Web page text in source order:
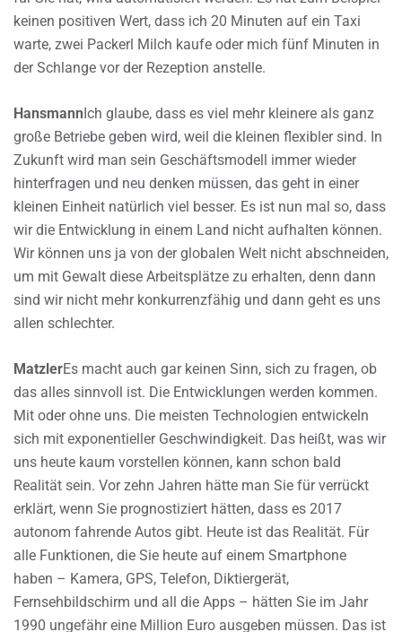
keinen positiven Wert, dass ich 20 Minuten auf ein Taxi
warte, zwei Packerl Milch kaufe oder mich fünf Minuten in
der Schlange vor der Rezeption anstelle.
HansmannIch glaube, dass es viel mehr kleinere als ganz
große Betriebe geben wird, weil die kleinen flexibler sind. In
Zukunft wird man sein Geschäftsmodell immer wieder
hinterfragen und neu denken müssen, das geht in einer
kleinen Einheit natürlich viel besser. Es ist nun mal so, dass
wir die Entwicklung in einem Land nicht aufhalten können.
Wir können uns ja von der globalen Welt nicht abschneiden,
um mit Gewalt diese Arbeitsplätze zu erhalten, denn dann
sind wir nicht mehr konkurrenzfähig und dann geht es uns
allen schlechter.
MatzlerEs macht auch gar keinen Sinn, sich zu fragen, ob
das alles sinnvoll ist. Die Entwicklungen werden kommen.
Mit oder ohne uns. Die meisten Technologien entwickeln
sich mit exponentieller Geschwindigkeit. Das heißt, was wir
uns heute kaum vorstellen können, kann schon bald
Realität sein. Vor zehn Jahren hätte man Sie für verrückt
erklärt, wenn Sie prognostiziert hätten, dass es 2017
autonom fahrende Autos gibt. Heute ist das Realität. Für
alle Funktionen, die Sie heute auf einem Smartphone
haben – Kamera, GPS, Telefon, Diktiergerät,
Fernsehbildschirm und all die Apps – hätten Sie im Jahr
1990 ungefähr eine Million Euro ausgeben müssen. Das ist